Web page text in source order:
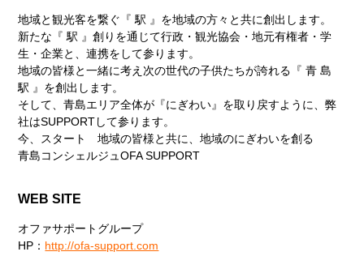
地域と観光客を繋ぐ『 駅 』を地域の方々と共に創出します。
新たな『 駅 』創りを通じて行政・観光協会・地元有権者・学
生・企業と、連携をして参ります。
地域の皆様と一緒に考え次の世代の子供たちが誇れる『 青 島
駅 』を創出します。
そして、青島エリア全体が『にぎわい』を取り戻すように、弊
社はSUPPORTして参ります。
今、スタート 地域の皆様と共に、地域のにぎわいを創る
青島コンシェルジュOFA SUPPORT
WEB SITE
オファサポートグループ
HP： http://ofa-support.com